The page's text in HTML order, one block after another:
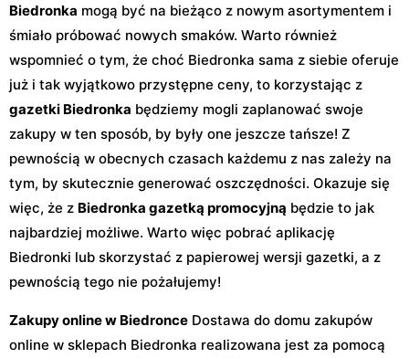
Biedronka mogą być na bieżąco z nowym asortymentem i
śmiało próbować nowych smaków. Warto również
wspomnieć o tym, że choć Biedronka sama z siebie oferuje
już i tak wyjątkowo przystępne ceny, to korzystając z
gazetki Biedronka będziemy mogli zaplanować swoje
zakupy w ten sposób, by były one jeszcze tańsze! Z
pewnością w obecnych czasach każdemu z nas zależy na
tym, by skutecznie generować oszczędności. Okazuje się
więc, że z Biedronka gazetką promocyjną będzie to jak
najbardziej możliwe. Warto więc pobrać aplikację
Biedronki lub skorzystać z papierowej wersji gazetki, a z
pewnością tego nie pożałujemy!
Zakupy online w Biedronce Dostawa do domu zakupów
online w sklepach Biedronka realizowana jest za pomocą